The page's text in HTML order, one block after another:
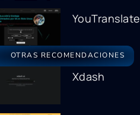
YouTranslate
OTRAS RECOMENDACIONES
Xdash